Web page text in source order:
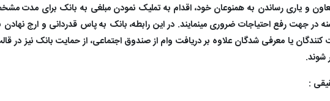
و یاری رساندن به همنوعان خود، اقدام به تملیک نمودن مبلغی به بانک برای مدت
در جهت رفع احتیاجات ضروری می­نمایند. در این رابطه، بانک به پاس قدردانی و ارج نهادن
کنندگان یا معرفی شدگان علاوه بر دریافت وام از صندوق اجتماعی، از حمایت بانک نیز در
شوند.
: